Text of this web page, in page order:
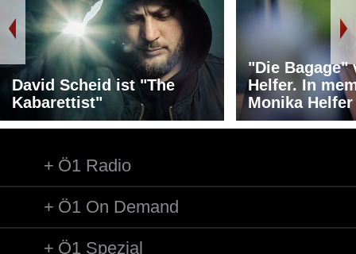
David Scheid ist "The
Kabarettist"
"Die Bagage"
Helfer. In
Monika Helfer
Ö1 Radio
Ö1 On Demand
Ö1 Spezial